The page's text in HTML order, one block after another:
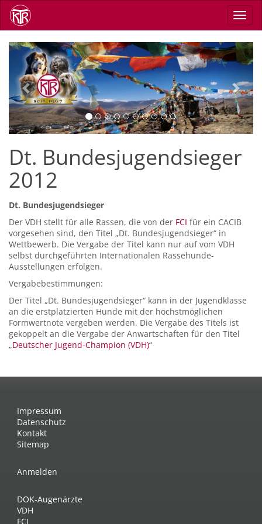
Direkt
zum
Inhalt
Previous Next
Dt. Bundesjugendsieger
2012
Dt. Bundesjugendsieger
Der VDH stellt für alle Rassen, die von der FCI für ein CACIB
vorgesehen sind, den Titel „Dt. Bundesjugendsieger“ in
Wettbewerb. Die Vergabe der Titel kann nur auf vom VDH
selbst durchgeführten Internationalen Rassehunde-
Ausstellungen erfolgen.
Vergabebestimmungen:
Der Titel „Dt. Bundesjugendsieger“ kann in der Jugendklasse
an die erstplatzierten Hunde mit der höchstmöglichen
Formwertnote vergeben werden. Die Vergabe des Titels ist
gekoppelt an die Vergabe der Anwartschaften für den Titel
„Deutscher Jugend-Champion (VDH)“
Impressum
Datenschutz
Kontakt
Sitemap
Anmelden
DOK-Augenärzte
VDH
FCI